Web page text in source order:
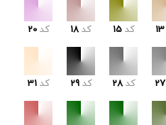
13 کد 15 کد 18 کد 20
27 کد 28 کد 29 کد 31